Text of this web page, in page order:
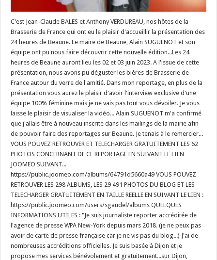
C'est Jean-Claude BALES et Anthony VERDUREAU, nos hôtes de la
Brasserie de France qui ont eu le plaisir d'accueillir la présentation des
24 heures de Beaune. Le maire de Beaune, Alain SUGUENOT et son
équipe ont pu nous faire découvrir cette nouvelle édition...Les 24
heures de Beaune auront lieu les 02 et 03 juin 2023. A l'issue de cette
présentation, nous avons pu déguster les bières de Brasserie de
France autour du verre de l'amitié. Dans mon reportage, en plus de la
présentation vous aurez le plaisir d'avoir l'interview exclusive d'une
équipe 100% féminine mais je ne vais pas tout vous dévoiler. Je vous
laisse le plaisir de visualiser la vidéo... Alain SUGUENOT m'a confirmé
que j'allais être à nouveau inscrite dans les mailings de la mairie afin
de pouvoir faire des reportages sur Beaune. Je tenais à le remercier...
VOUS POUVEZ RETROUVER ET TELECHARGER GRATUITEMENT LES 62
PHOTOS CONCERNANT DE CE REPORTAGE EN SUIVANT LE LIEN
JOOMEO SUIVANT...
https://public.joomeo.com/albums/64791d5660a49 VOUS POUVEZ
RETROUVER LES 298 ALBUMS, LES 29 491 PHOTOS DU BLOG ET LES
TELECHARGER GRATUITEMENT EN TAILLE REELLE EN SUIVANT LE LIEN :
https://public.joomeo.com/users/sgaudel/albums QUELQUES
INFORMATIONS UTILES : "Je suis journaliste reporter accréditée de
l'agence de presse WPA New-York depuis mars 2018. (je ne peux pas
avoir de carte de presse française car je ne vis pas du blog...) J'ai de
nombreuses accréditions officielles. Je suis basée à Dijon et je
propose mes services bénévolement et gratuitement...sur Dijon,